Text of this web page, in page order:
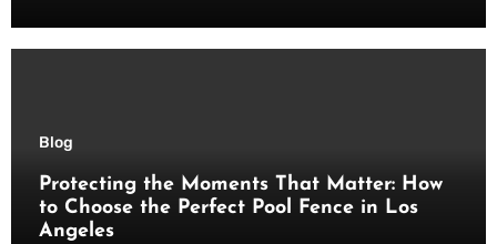
Blog
Protecting the Moments That Matter: How
to Choose the Perfect Pool Fence in Los
Angeles